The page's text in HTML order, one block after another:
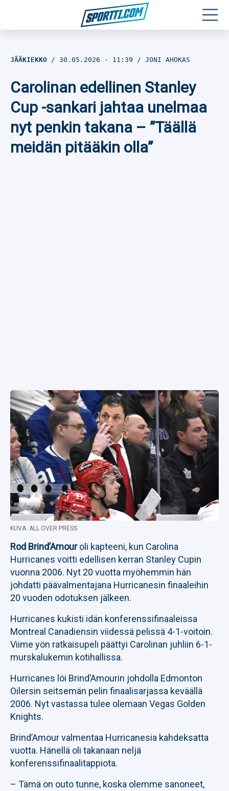
Jalkapallo
Yleisurheilu
Talviurheilu
JÄÄKIEKKO 30.05.2026 - 11:39 JONI AHOKAS
Carolinan edellinen Stanley
Cup -sankari jahtaa unelmaa
nyt penkin takana – ”Täällä
meidän pitääkin olla”
KUVA: ALL OVER PRESS
Rod Brind’Amouroli kapteeni, kun Carolina
Hurricanes voitti edellisen kerran Stanley Cupin
vuonna 2006. Nyt 20 vuotta myöhemmin hän
johdatti päävalmentajana Hurricanesin finaaleihin
20 vuoden odotuksen jälkeen.
Hurricanes kukisti idän konferenssifinaaleissa
Montreal Canadiensin viidessä pelissä 4-1-voitoin.
Viime yön ratkaisupeli päättyi Carolinan juhliin 6-1-
murskalukemin kotihallissa.
Hurricanes löi Brind’Amourin johdolla Edmonton
Oilersin seitsemän pelin finaalisarjassa keväällä
2006. Nyt vastassa tulee olemaan Vegas Golden
Knights.
Brind’Amour valmentaa Hurricanesia kahdeksatta
vuotta. Hänellä oli takanaan neljä
konferenssifinaalitappiota.
– Tämä on outo tunne, koska olemme sanoneet,